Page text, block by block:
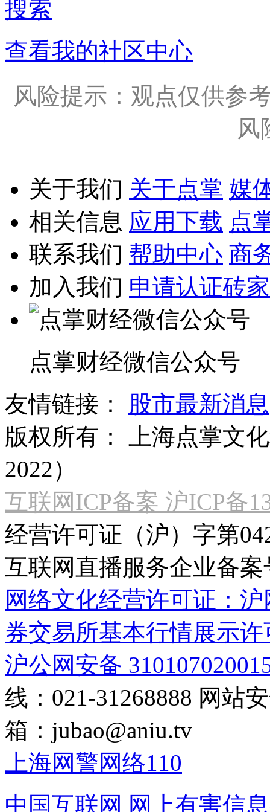
搜索
查看我的社区中心
风险提示：观点仅供参
风
关于我们 关于点掌 媒
相关信息 应用下载 点
联系我们 帮助中心 商
加入我们 申请认证砖家
点掌财经微信公众号
友情链接：
股市最新消息
版权所有：
上海点掌文
2022）
互联网ICP备案 沪ICP备
经营许可证（沪）字第
互联网直播服务企业备案
网络文化经营许可证：
券交易所基本行情展示许
沪公网安备
线：021-31268888 网站
箱： jubao@aniu.tv
上海网警网络110
中国互联网 网上有害信